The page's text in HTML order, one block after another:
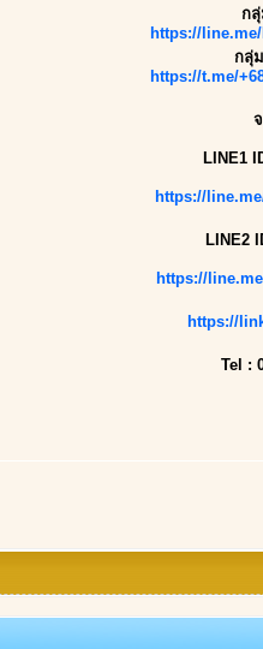
ก
https://line.me/
กลุ่
https://t.me/
LINE1
https://
LINE2
https://
https://
Tel :